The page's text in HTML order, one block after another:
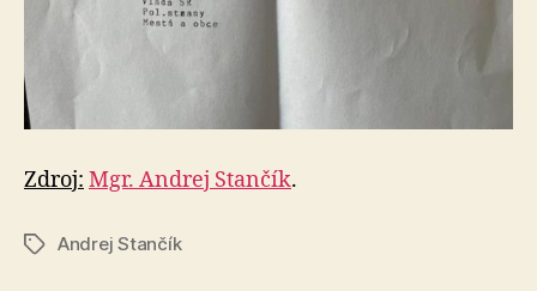
Zdroj: Mgr. Andrej Stančík.
ZnačkyAndrej Stančík